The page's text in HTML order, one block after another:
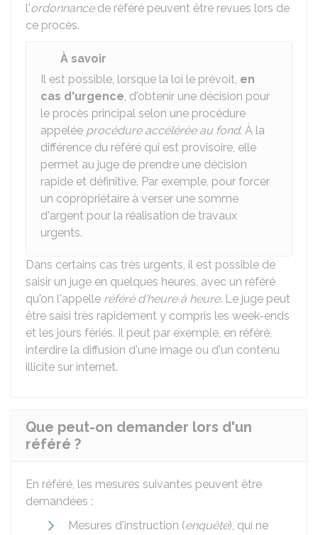
l'ordonnancede référé peuvent être revues lors de
ce procès.
À savoir
Il est possible, lorsque la loi le prévoit, en
cas d'urgence, d'obtenir une décision pour
le procès principal selon une procédure
appelée procédure accélérée au fond. À la
différence du référé qui est provisoire, elle
permet au juge de prendre une décision
rapide et définitive. Par exemple, pour forcer
un copropriétaire à verser une somme
d'argent pour la réalisation de travaux
urgents.
Dans certains cas très urgents, il est possible de
saisir un juge en quelques heures, avec un référé
qu'on l'appelle référé d'heure à heure. Le juge peut
être saisi très rapidement y compris les week-ends
et les jours fériés. Il peut par exemple, en référé,
interdire la diffusion d'une image ou d'un contenu
illicite sur internet.
Que peut-on demander lors d'un
référé ?
En référé, les mesures suivantes peuvent être
demandées :
Mesures d'instruction (enquête), qui ne